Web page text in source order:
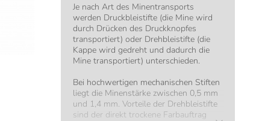
Je nach Art des Minentransports
werden Druckbleistifte (die Mine wird
durch Drücken des Druckknopfes
transportiert) oder Drehbleistifte (die
Kappe wird gedreht und dadurch die
Mine transportiert) unterschieden.
Bei hochwertigen mechanischen Stiften
liegt die Minenstärke zwischen 0,5 mm
und 1,4 mm. Vorteile der Drehbleistifte
sind der direkt trockene Farbauftrag